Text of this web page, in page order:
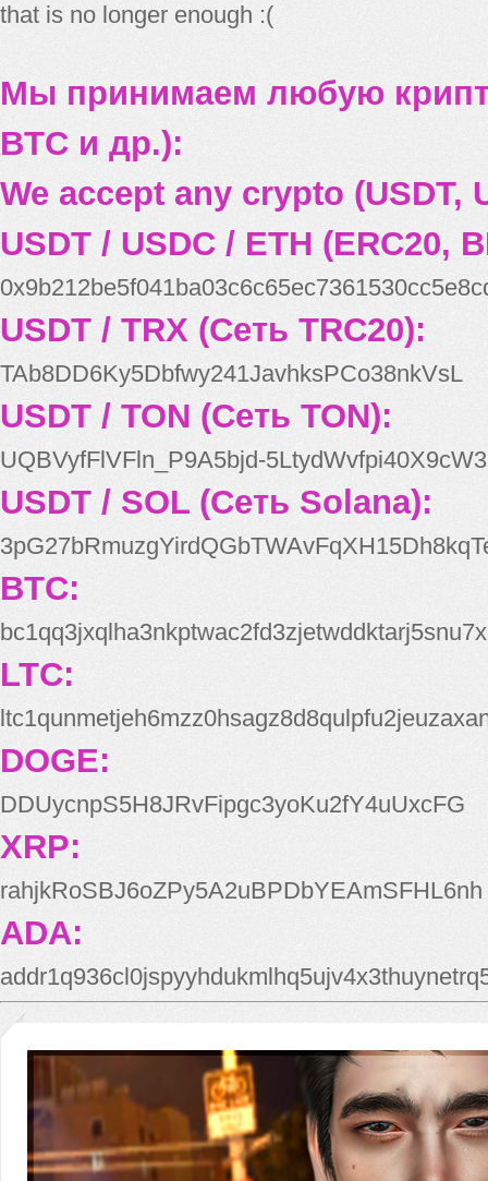
that is no longer enough :(
Мы принимаем любую
BTC и др.):
We accept any crypto (USDT,
USDT / USDC / ETH (ERC20,
USDT / TRX (Сеть TRC20):
TAb8DD6Ky5Dbfwy241JavhksPCo38nkVsL
USDT / TON (Сеть TON):
UQBVyfFlVFln_P9A5bjd-
USDT / SOL (Сеть Solana):
BTC:
bc1qq3jxqlha3nkptwac2fd3zjetwddktarj5snu7x
LTC:
DOGE:
DDUycnpS5H8JRvFipgc3yoKu2fY4uUxcFG
XRP:
rahjkRoSBJ6oZPy5A2uBPDbYEAmSFHL6nh
ADA: